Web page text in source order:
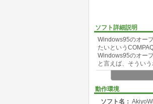
ソフト詳細説明
Windows95のオー
たいという
Windows95のオー
と言えば、そうい
会社のマシンなん
で、そんな人のた
動作環境
ソフト名：